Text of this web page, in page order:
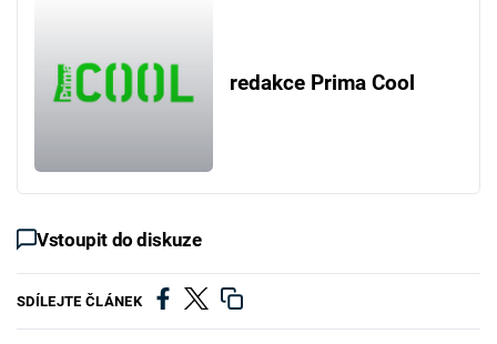
redakce Prima Cool
Vstoupit do diskuze
SDÍLEJTE ČLÁNEK